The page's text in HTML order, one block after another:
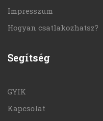
Impresszum
Hogyan csatlakozhatsz?
Segítség
GYIK
Kapcsolat